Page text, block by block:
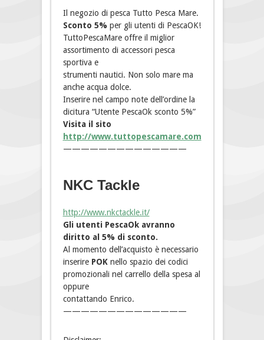
Il negozio di pesca Tutto Pesca Mare.
Sconto 5% per gli utenti di PescaOK!
TuttoPescaMare offre il miglior
assortimento di accessori pesca
sportiva e
strumenti nautici. Non solo mare ma
anche acqua dolce.
Inserire nel campo note dell’ordine la
dicitura “Utente PescaOk sconto 5%”
Visita il sito
http://www.tuttopescamare.com
——————————————
NKC Tackle
http://www.nkctackle.it/
Gli utenti PescaOk avranno
diritto al 5% di sconto.
Al momento dell’acquisto è necessario
inserire POK nello spazio dei codici
promozionali nel carrello della spesa al
oppure
contattando Enrico.
——————————————